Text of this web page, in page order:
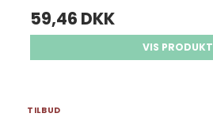
59,46 DKK
VIS PRODUKT
TILBUD